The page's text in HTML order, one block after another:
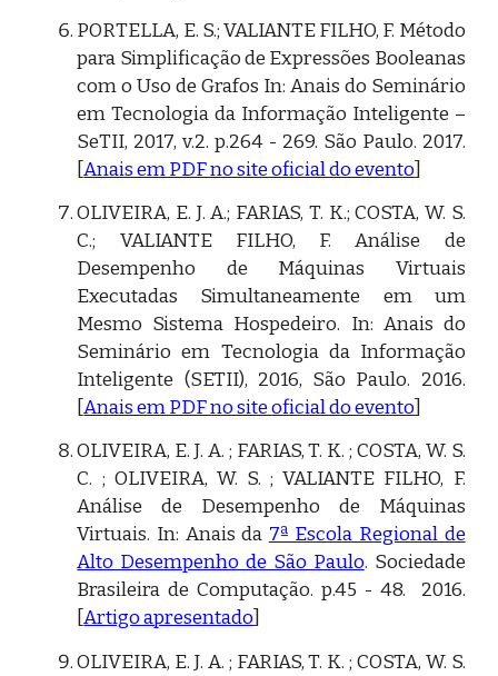
PORTELLA, E. S.; VALIANTE FILHO, F. Método
para Simplificação de Expressões Booleanas
com o Uso de Grafos In: Anais do Seminário
em Tecnologia da Informação Inteligente –
SeTII, 2017, v.2. p.264 - 269. São Paulo. 2017.
[Anais em PDF no site oficial do evento]
OLIVEIRA, E. J. A.; FARIAS, T. K.; COSTA, W. S.
C.; VALIANTE FILHO, F. Análise de
Desempenho de Máquinas Virtuais
Executadas Simultaneamente em um
Mesmo Sistema Hospedeiro. In: Anais do
Seminário em Tecnologia da Informação
Inteligente (SETII), 2016, São Paulo. 2016.
[Anais em PDF no site oficial do evento
OLIVEIRA, E. J. A. ; FARIAS, T. K. ; COSTA, W. S.
C. ; OLIVEIRA, W. S. ; VALIANTE FILHO, F.
Análise de Desempenho de Máquinas
Virtuais. In: Anais da 7ª Escola Regional de
Alto Desempenho de São Paulo. Sociedade
Brasileira de Computação. p.45 - 48. 2016.
[Artigo apresentado
OLIVEIRA, E. J. A. ; FARIAS, T. K. ; COSTA, W. S.